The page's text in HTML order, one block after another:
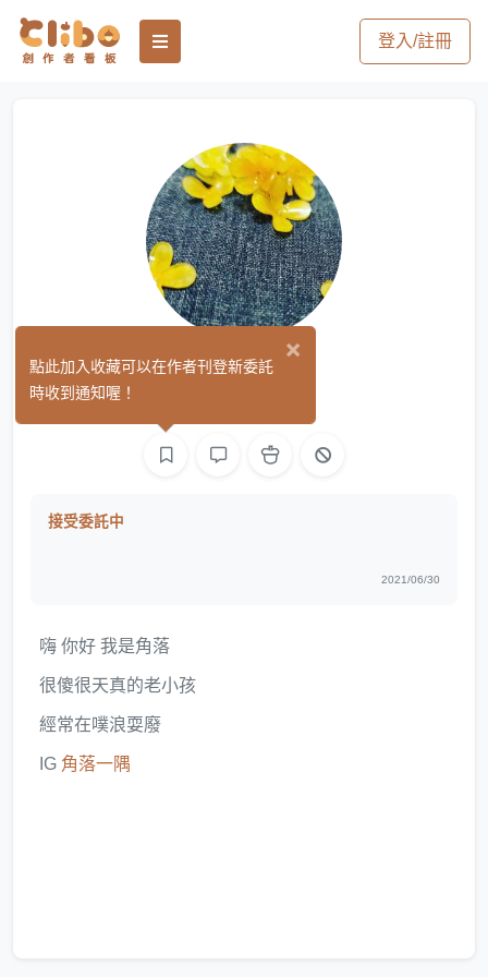
登入/註冊
角落一隅
接受委託中
2021/06/30
嗨 你好 我是角落
很傻很天真的老小孩
經常在噗浪耍廢
IG 角落一隅
×
點此加入收藏可以在作者刊登新委託
時收到通知喔！